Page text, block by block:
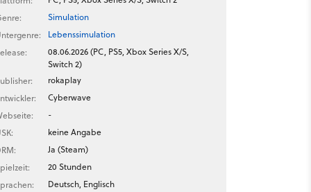
Simulation
Lebenssimulation
08.06.2026 (PC, PS5, Xbox Series X/S,
Switch 2)
rokaplay
Cyberwave
-
keine Angabe
Ja (Steam)
20 Stunden
Deutsch, Englisch